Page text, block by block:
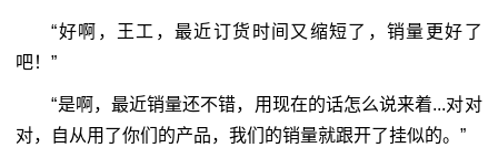
“好啊，王工，最近订货时间又缩短了，销量更好了
吧！”
“是啊，最近销量还不错，用现在的话怎么说来着...对对
对，自从用了你们的产品，我们的销量就跟开了挂似的。”